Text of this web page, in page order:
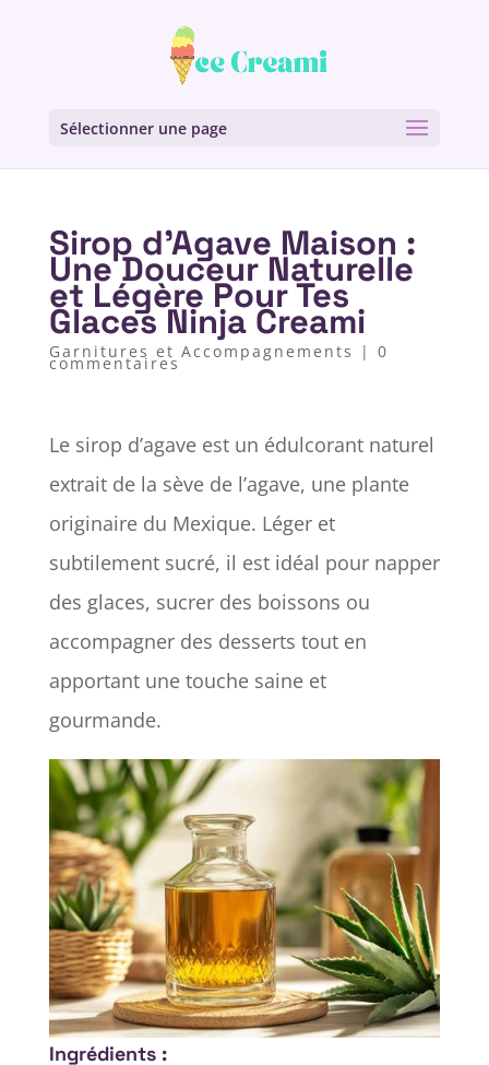
Sélectionner une page
Sirop d’Agave Maison :
Une Douceur Naturelle
et Légère Pour Tes
Glaces Ninja Creami
Garnitures et Accompagnements | 0
commentaires
Le sirop d’agave est un édulcorant naturel
extrait de la sève de l’agave, une plante
originaire du Mexique. Léger et
subtilement sucré, il est idéal pour napper
des glaces, sucrer des boissons ou
accompagner des desserts tout en
apportant une touche saine et
gourmande.
Ingrédients :